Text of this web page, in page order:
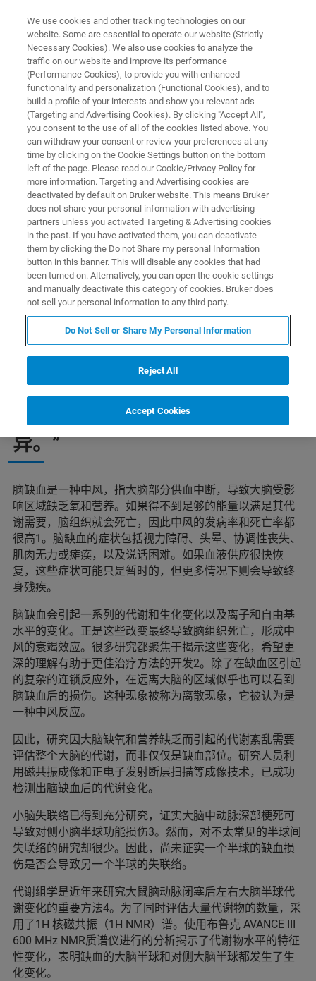
应用文档 - 磁共振
1H NMR显示脑缺血的半球间效
应
联系我们
探索磁共振图书馆
详细了解我们的产品线
“……对侧与同侧大脑半球缺血性
损伤引起的代谢物变化存在差
异。”
脑缺血是一种中风，指大脑部分供血中断，导致大脑受影
响区域缺乏氧和营养。如果得不到足够的能量以满足其代
谢需要，脑组织就会死亡，因此中风的发病率和死亡率都
很高1。脑缺血的症状包括视力障碍、头晕、协调性丧失、
肌肉无力或瘫痪，以及说话困难。如果血液供应很快恢
复，这些症状可能只是暂时的，但更多情况下则会导致终
身残疾。
脑缺血会引起一系列的代谢和生化变化以及离子和自由基
水平的变化。正是这些改变最终导致脑组织死亡，形成中
风的衰竭效应。很多研究都聚焦于揭示这些变化，希望更
深的理解有助于更佳治疗方法的开发2。除了在缺血区引起
的复杂的连锁反应外，在远离大脑的区域似乎也可以看到
脑缺血后的损伤。这种现象被称为离散现象，它被认为是
一种中风反应。
因此，研究因大脑缺氧和营养缺乏而引起的代谢紊乱需要
评估整个大脑的代谢，而非仅仅是缺血部位。研究人员利
用磁共振成像和正电子发射断层扫描等成像技术，已成功
检测出脑缺血后的代谢变化。
小脑失联络已得到充分研究，证实大脑中动脉深部梗死可
导致对侧小脑半球功能损伤3。然而，对不太常见的半球间
失联络的研究却很少。因此，尚未证实一个半球的缺血损
伤是否会导致另一个半球的失联络。
代谢组学是近年来研究大鼠脑动脉闭塞后左右大脑半球代
谢变化的重要方法4。为了同时评估大量代谢物的数量，采
用了1H 核磁共振（1H NMR）谱。使用布鲁克 AVANCE III
600 MHz NMR质谱仪进行的分析揭示了代谢物水平的特征
性变化，表明缺血的大脑半球和对侧大脑半球都发生了生
化变化。
We use cookies and other tracking technologies on our
website. Some are essential to operate our website (Strictly
Necessary Cookies). We also use cookies to analyze the
traffic on our website and improve its performance
(Performance Cookies), to provide you with enhanced
functionality and personalization (Functional Cookies), and to
build a profile of your interests and show you relevant ads
(Targeting and Advertising Cookies). By clicking "Accept All",
you consent to the use of all of the cookies listed above. You
can withdraw your consent or review your preferences at any
time by clicking on the Cookie Settings button on the bottom
left of the page. Please read our Cookie/Privacy Policy for
more information. Targeting and Advertising cookies are
deactivated by default on Bruker website. This means Bruker
does not share your personal information with advertising
partners unless you activated Targeting & Advertising cookies
in the past. If you have activated them, you can deactivate
them by clicking the Do not Share my personal Information
button in this banner. This will disable any cookies that had
been turned on. Alternatively, you can open the cookie settings
and manually deactivate this category of cookies. Bruker does
not sell your personal information to any third party.
Do Not Sell or Share My Personal Information
Reject All
Accept Cookies